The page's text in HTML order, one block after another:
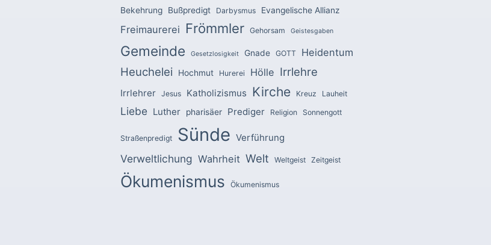
Bekehrung Bußpredigt Darbysmus Evangelische Allianz
Freimaurerei Frömmler Gehorsam Geistesgaben
Gemeinde Gesetzlosigkeit Gnade GOTT Heidentum
Heuchelei Hochmut Hurerei Hölle Irrlehre
Irrlehrer Jesus Katholizismus Kirche Kreuz Lauheit
Liebe Luther pharisäer Prediger Religion Sonnengott
Straßenpredigt Sünde Verführung
Verweltlichung Wahrheit Welt Weltgeist Zeitgeist
Ökumenismus Ökumenismus